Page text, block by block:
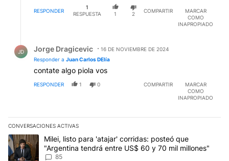
RESPONDER
1
RESPUESTA
1 2
COMPARTIR
MARCAR
COMO
INAPROPIADO
JD Jorge Dragicevic
16 DE NOVIEMBRE DE 2024
Responder a Juan Carlos DElía
contate algo piola vos
RESPONDER 1 0 COMPARTIR
MARCAR
COMO
INAPROPIADO
CONVERSACIONES ACTIVAS
Este listado muestra los artículos con más comentarios en los
Un artículo de tendencia con el título "Milei, listo para 'atajar'
Milei, listo para 'atajar' corridas: posteó que
"Argentina tendrá entre US$ 60 y 70 mil millones"
85